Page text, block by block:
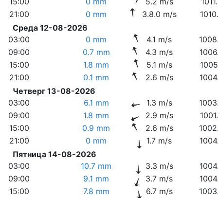
21:00
0 mm 3.8.0 m/s
Среда 12-08-2026
03:00
0 mm 4.1 m/s
09:00
0.7 mm 4.3 m/s
15:00
1.8 mm 5.1 m/s
21:00
0.1 mm 2.6 m/s
Четверг 13-08-2026
03:00
6.1 mm 1.3 m/s
09:00
1.8 mm 2.9 m/s
15:00
0.9 mm 2.6 m/s
21:00
0 mm 1.7 m/s
Пятница 14-08-2026
03:00
10.7 mm 3.3 m/s
09:00
9.1 mm 3.7 m/s
15:00
7.8 mm 6.7 m/s